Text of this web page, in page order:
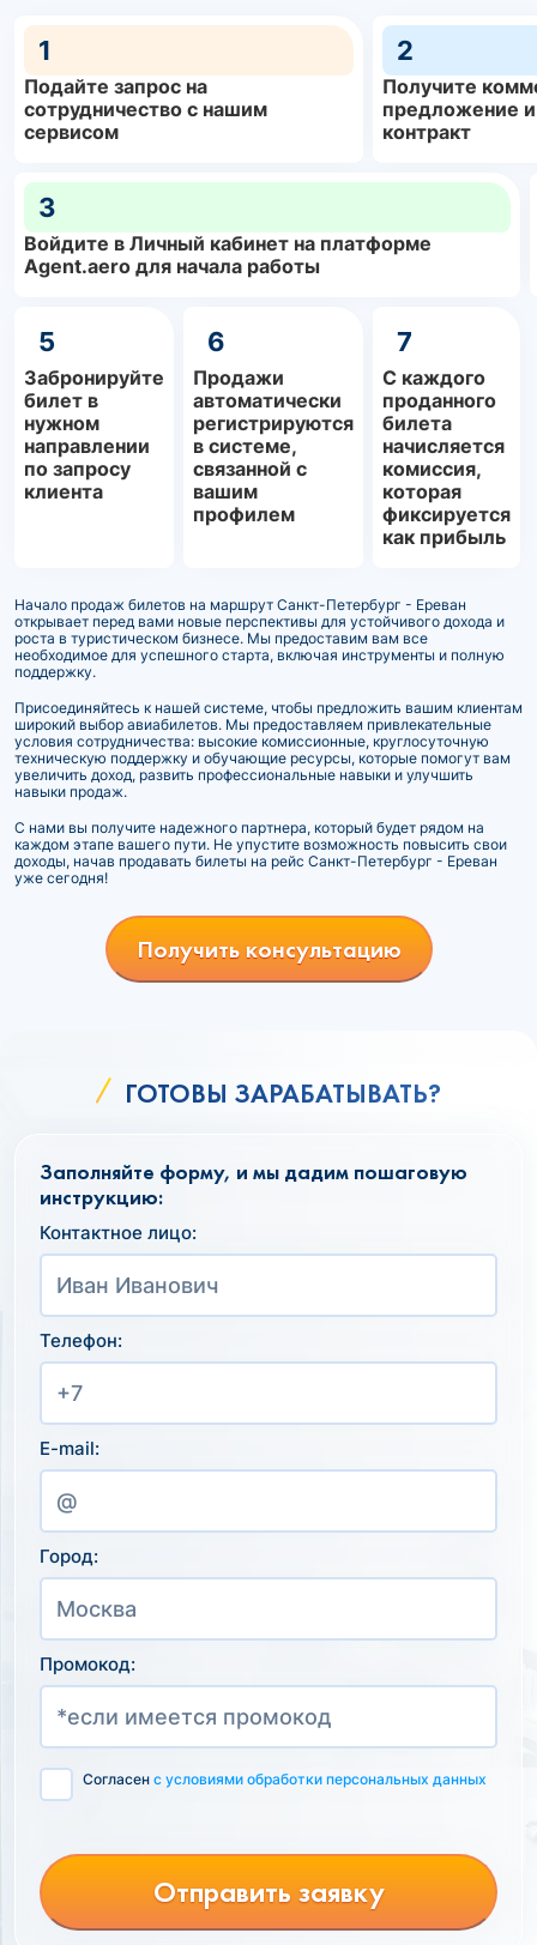
1
Подайте запрос на
сотрудничество с нашим
сервисом
2
Получите
предложение
контракт
3
Войдите в Личный кабинет на платформе
Agent.aero для начала работы
5
Забронируйте
билет в
нужном
направлении
по запросу
клиента
6
Продажи
автоматически
регистрируются
в системе,
связанной с
вашим
профилем
7
С каждого
проданного
билета
начисляется
комиссия,
которая
фиксируется
как прибыль
Начало продаж билетов на маршрут Санкт-Петербург - Ереван
открывает перед вами новые перспективы для устойчивого дохода и
роста в туристическом бизнесе. Мы предоставим вам все
необходимое для успешного старта, включая инструменты и полную
поддержку.
Присоединяйтесь к нашей системе, чтобы предложить вашим клиентам
широкий выбор авиабилетов. Мы предоставляем привлекательные
условия сотрудничества: высокие комиссионные, круглосуточную
техническую поддержку и обучающие ресурсы, которые помогут вам
увеличить доход, развить профессиональные навыки и улучшить
навыки продаж.
С нами вы получите надежного партнера, который будет рядом на
каждом этапе вашего пути. Не упустите возможность повысить свои
доходы, начав продавать билеты на рейс Санкт-Петербург - Ереван
уже сегодня!
Получить консультацию
ГОТОВЫ ЗАРАБАТЫВАТЬ?
Заполняйте форму, и мы дадим пошаговую
инструкцию:
Контактное лицо:
Телефон:
E-mail:
Город:
Промокод:
Согласен с условиями обработки персональных данных
Отправить заявку